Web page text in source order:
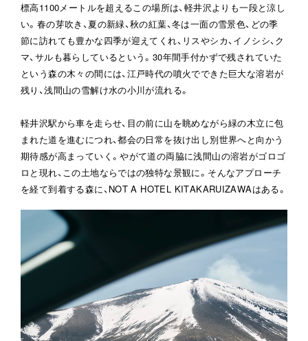
標高1100メートルを超えるこの場所は、軽井沢よりも一段と涼し
い。春の芽吹き、夏の新緑、秋の紅葉、冬は一面の雪景色、どの季
節に訪れても豊かな四季が迎えてくれ、リスやシカ、イノシシ、ク
マ、サルも暮らしているという。30年間手付かずで残されていた
という森の木々の間には、江戸時代の噴火でできた巨大な溶岩が
残り、浅間山の雪解け水の小川が流れる。
軽井沢駅から車を走らせ、目の前に山を眺めながら緑の木立に包
まれた道を進むにつれ、都会の日常を抜け出し別世界へと向かう
期待感が高まっていく。やがて道の両脇に浅間山の溶岩がゴロゴ
ロと現れ、この土地ならではの独特な景観に。そんなアプローチ
を経て到着する森に、NOT A HOTEL KITAKARUIZAWAはある。